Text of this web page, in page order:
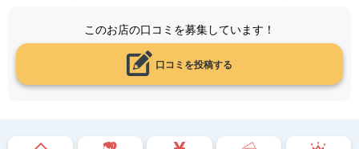
このお店の口コミを募集しています！
口コミを投稿する